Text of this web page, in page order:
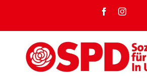
springen
Facebook